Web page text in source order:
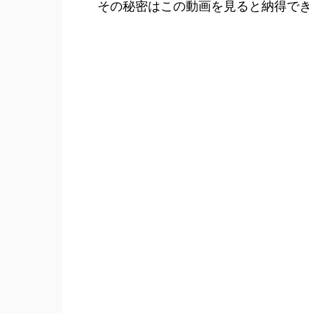
その秘密はこの動画を見ると納得で